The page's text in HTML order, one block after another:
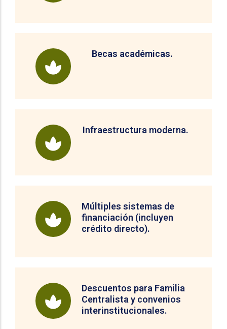
Becas académicas.
Infraestructura moderna.
Múltiples sistemas de
financiación (incluyen
crédito directo).
Descuentos para Familia
Centralista y convenios
interinstitucionales.